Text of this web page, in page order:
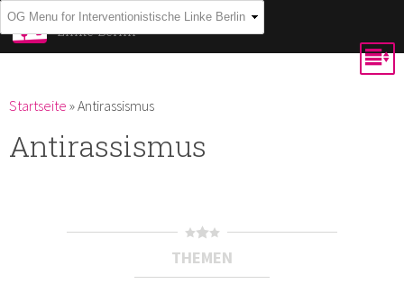
Direkt
zum
Inhalt
Interventionistische
Linke Berlin
Du bist hier
Startseite »Antirassismus
Antirassismus
THEMEN